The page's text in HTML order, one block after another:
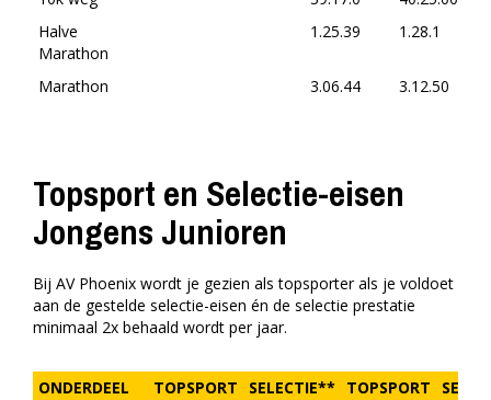
Halve
Marathon
1.25.39 1.28.1
Marathon 3.06.44 3.12.50
Topsport en Selectie-eisen
Jongens Junioren
Bij AV Phoenix wordt je gezien als topsporter als je voldoet
aan de gestelde selectie-eisen én de selectie prestatie
minimaal 2x behaald wordt per jaar.
ONDERDEEL TOPSPORT SELECTIE** TOPSPORT